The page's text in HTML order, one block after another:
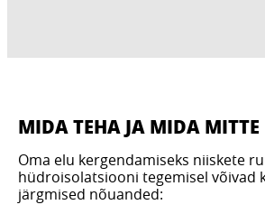
MIDA TEHA JA MIDA MITTE
Oma elu kergendamiseks niiskete
hüdroisolatsiooni tegemisel võivad
järgmised nõuanded: